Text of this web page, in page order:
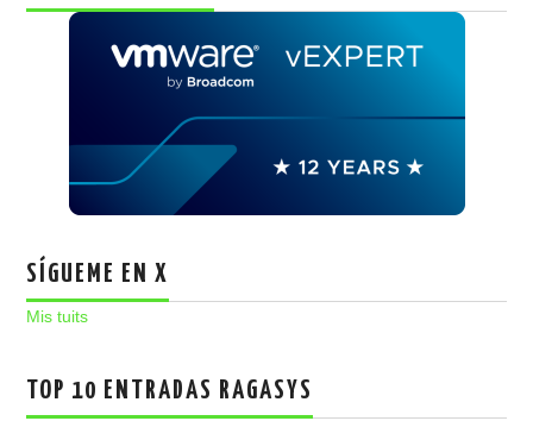
SÍGUEME EN X
Mis tuits
TOP 10 ENTRADAS RAGASYS